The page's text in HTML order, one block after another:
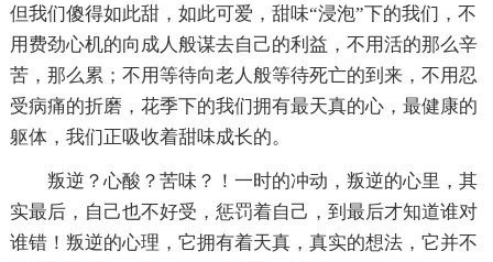
但我们傻得如此甜，如此可爱，甜味“浸泡”下的我们，不
用费劲心机的向成人般谋去自己的利益，不用活的那么辛
苦，那么累；不用等待向老人般等待死亡的到来，不用忍
受病痛的折磨，花季下的我们拥有最天真的心，最健康的
躯体，我们正吸收着甜味成长的。
叛逆？心酸？苦味？！一时的冲动，叛逆的心里，其
实最后，自己也不好受，惩罚着自己，到最后才知道谁对
谁错！叛逆的心理，它拥有着天真，真实的想法，它并不